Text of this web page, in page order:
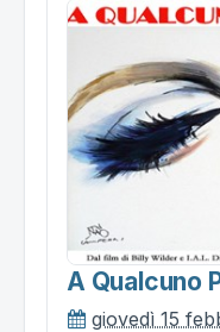
A Qualcuno
giovedì 15